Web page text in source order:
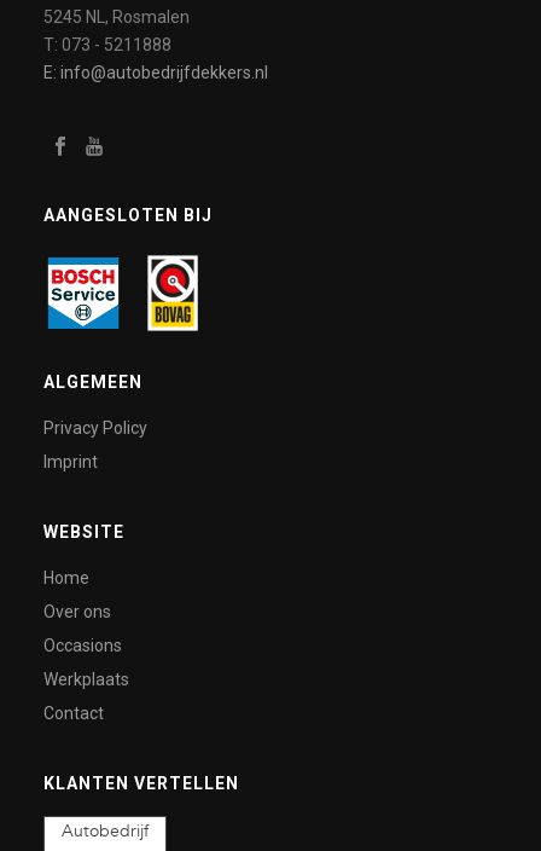
5245 NL, Rosmalen
T: 073 - 5211888
E: info@autobedrijfdekkers.nl
AANGESLOTEN BIJ
ALGEMEEN
Privacy Policy
Imprint
WEBSITE
Home
Over ons
Occasions
Werkplaats
Contact
KLANTEN VERTELLEN
Autobedrijf